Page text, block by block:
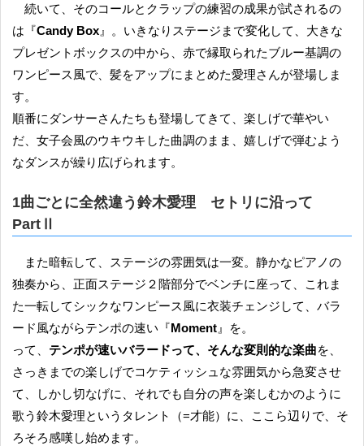
続いて、そのコールとクラップの練習の成果が試されるの
は『Candy Box 』。いきなりステージまで変化して、大きな
プレゼントボックスの中から、赤で縁取られたブルー基調の
ワンピース風で、髪をアップにまとめた愛理さんが登場しま
す。
順番にダンサーさんたちも登場してきて、楽しげで華やい
だ、女子会風のウキウキした曲調のまま、嬉しげで弾むよう
なダンスが繰り広げられます。
1曲ごとに全然違う鈴木愛理 セトリに沿って
PartⅡ
また暗転して、ステージの雰囲気は一変。静かなピアノの
独奏から、正面ステージ２階部分でベンチに座って、これま
た一転してシックなワンピース風に衣装チェンジして、バラ
ード風ながらテンポの速い『Moment 』を。
って、 テンポが速いバラードって、そんな変則的な楽曲を、
さっきまでの楽しげでコケティッシュな雰囲気から急変させ
て、しかし切なげに、それでも自分の声を楽しむかのように
歌う鈴木愛理というタレント（=才能）に、ここら辺りで、そ
ろそろ感嘆し始めます。